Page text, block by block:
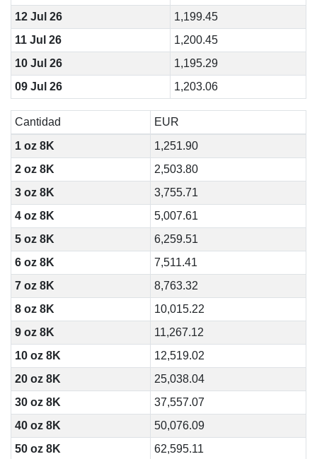
12 Jul 26
1,199.45
11 Jul 26
1,200.45
10 Jul 26
1,195.29
09 Jul 26
1,203.06
Cantidad
EUR
1 oz 8K
1,251.90
2 oz 8K
2,503.80
3 oz 8K
3,755.71
4 oz 8K
5,007.61
5 oz 8K
6,259.51
6 oz 8K
7,511.41
7 oz 8K
8,763.32
8 oz 8K
10,015.22
9 oz 8K
11,267.12
10 oz 8K
12,519.02
20 oz 8K
25,038.04
30 oz 8K
37,557.07
40 oz 8K
50,076.09
50 oz 8K
62,595.11